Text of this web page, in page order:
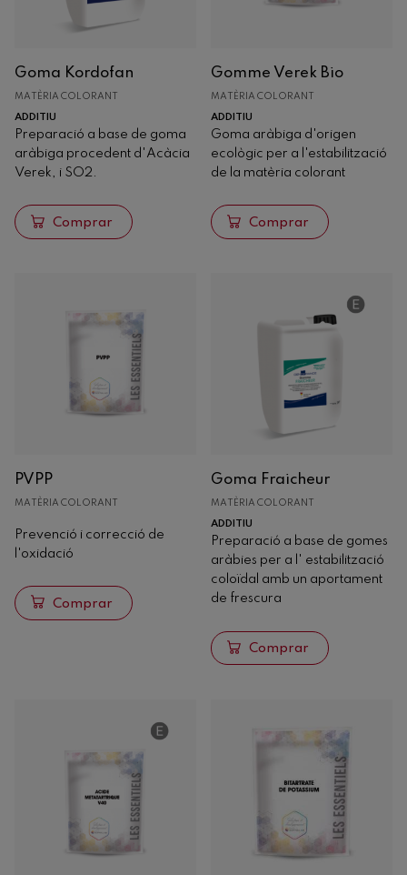
Goma Kordofan
MATÈRIA COLORANT
ADDITIU
Preparació a base de goma
aràbiga procedent d'Acàcia
Verek, i SO2.
Comprar
Gomme Verek Bio
MATÈRIA COLORANT
ADDITIU
Goma aràbiga d'origen
ecològic per a l'estabilització
de la matèria colorant
Comprar
PVPP
MATÈRIA COLORANT
Prevenció i correcció de
l'oxidació
Comprar
Goma Fraicheur
MATÈRIA COLORANT
ADDITIU
Preparació a base de gomes
aràbies per a l' estabilització
coloïdal amb un aportament
de frescura
Comprar
Bacteris
Derivats llevat
Vinificadors
Tanins
Clarificació
Estabilització
Microbiològica
Matèria colorant
Conservació
Tractaments específics
Correctors d'acidesa
Filtració
Escumosos
Formigó
Maquinària